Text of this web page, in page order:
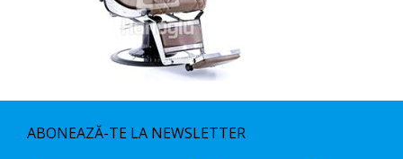
ABONEAZĂ-TE LA NEWSLETTER